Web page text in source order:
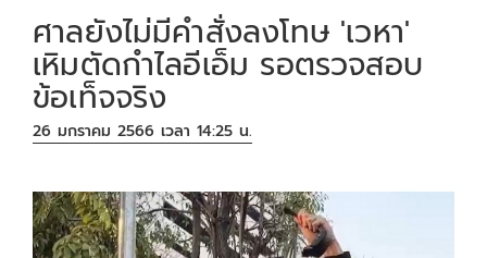
ศาลยังไม่มีคำสั่งลงโทษ 'เวหา'
เหิมตัดกำไลอีเอ็ม รอตรวจสอบ
ข้อเท็จจริง
26 มกราคม 2566 เวลา 14:25 น.